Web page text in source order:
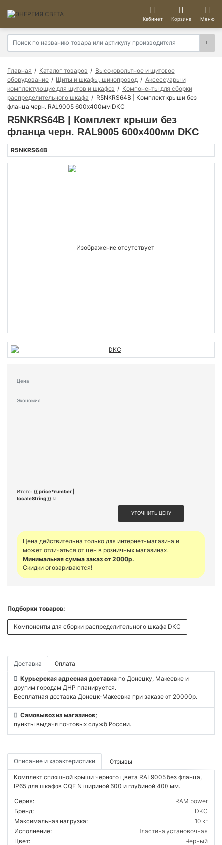
Кабинет Корзина Меню
Главная Каталог товаров
Высоковольтное и щитовое
оборудование
Щиты и шкафы, шинопровод
Аксессуары и
комплектующие для щитов и шкафов
Компоненты для сборки
распределительного шкафа
R5NKRS64B | Комплект крыши без
фланца черн. RAL9005 600х400мм DKC
R5NKRS64B | Комплект крыши без
фланца черн. RAL9005 600х400мм DKC
R5NKRS64B
Цена
Экономия
Итого: {{ price*number |
localeString }}
УТОЧНИТЬ ЦЕНУ
Цена действительна только для интернет-магазина и
может отличаться от цен в розничных магазинах.
Минимальная сумма заказ от 2000р.
Скидки оговариваются!
Подборки товаров:
Компоненты для сборки распределительного шкафа DKC
Доставка Оплата
Курьерская адресная доставка по Донецку, Макеевке и
другим городам ДНР планируется.
Бесплатная доставка Донецк-Макеевка при заказе от 20000р.
Самовывоз из магазинов;
пункты выдачи почтовых служб России.
Описание и характеристики Отзывы
Комплект сплошной крыши черного цвета RAL9005 без фланца,
IP65 для шкафов CQE N шириной 600 и глубиной 400 мм.
Серия:
RAM power
Бренд:
DKC
Максимальная нагрузка:
10 кг
Исполнение:
Пластина установочная
Цвет:
Черный